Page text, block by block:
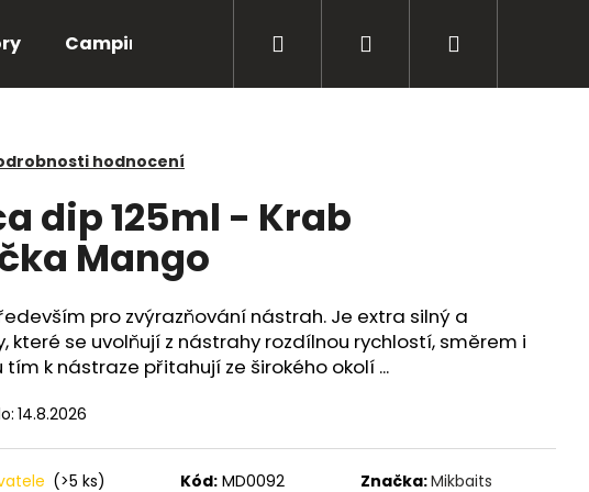
Camping Bižuterie Péče o úlovky
Přihlášení
hodnocení
dip 125ml - Krab
Mango
pro zvýrazňování nástrah. Je extra silný a
které se uvolňují z nástrahy rozdílnou rychlostí, směrem i
tím k nástraze přitahují ze širokého okolí ...
14.8.2026
(>5 ks) Kód: MD0092 Značka:Mikbaits